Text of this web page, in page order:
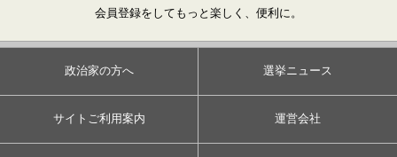
会員登録をしてもっと楽しく、便利に。
政治家の方へ 選挙ニュース
サイトご利用案内 運営会社